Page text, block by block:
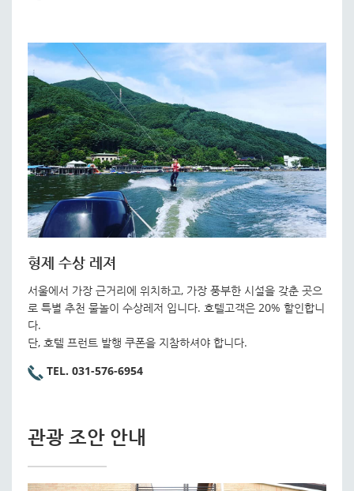
형제 수상 레져
서울에서 가장 근거리에 위치하고, 가장 풍부한 시설을 갖춘 곳으
로 특별 추천 물놀이 수상레저 입니다. 호텔고객은 20% 할인합니
다.
단, 호텔 프런트 발행 쿠폰을 지참하셔야 합니다.
TEL. 031-576-6954
관광 조안 안내